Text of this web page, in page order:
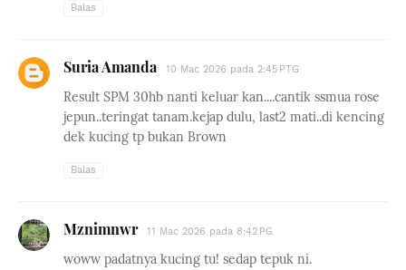
Balas
Suria Amanda 10 Mac 2026 pada 2:45 PTG
Result SPM 30hb nanti keluar kan....cantik ssmua rose
jepun..teringat tanam.kejap dulu, last2 mati..di kencing
dek kucing tp bukan Brown
Balas
Mznimnwr 11 Mac 2026 pada 8:42 PG
woww padatnya kucing tu! sedap tepuk ni.